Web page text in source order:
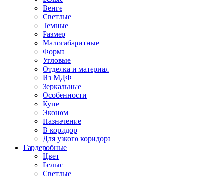
Венге
Светлые
Темные
Размер
Малогабаритные
Форма
Угловые
Отделка и материал
Из МДФ
Зеркальные
Особенности
Купе
Эконом
Назначение
В коридор
Для узкого коридора
Гардеробные
Цвет
Белые
Светлые